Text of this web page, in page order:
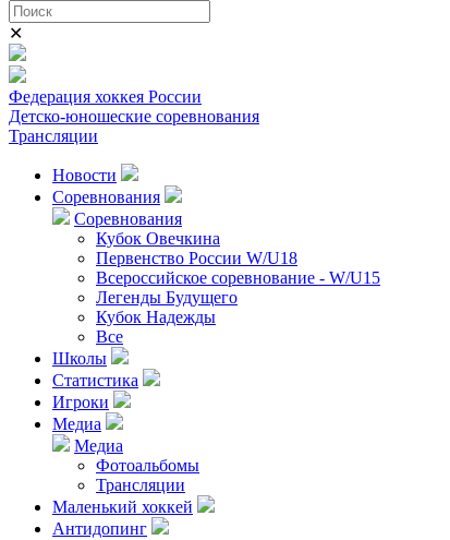
✕
Федерация хоккея России
Детско-юношеские соревнования
Трансляции
Новости
Соревнования
Соревнования
Кубок Овечкина
Первенство России W/U18
Всероссийское соревнование - W/U15
Легенды Будущего
Кубок Надежды
Все
Школы
Статистика
Игроки
Медиа
Медиа
Фотоальбомы
Трансляции
Маленький хоккей
Антидопинг